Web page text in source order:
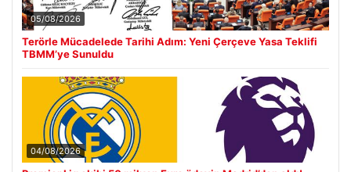
05/08/2026
Terörle Mücadelede Tarihi Adım: Yeni Çerçeve Yasa Teklifi
TBMM’ye Sunuldu
04/08/2026